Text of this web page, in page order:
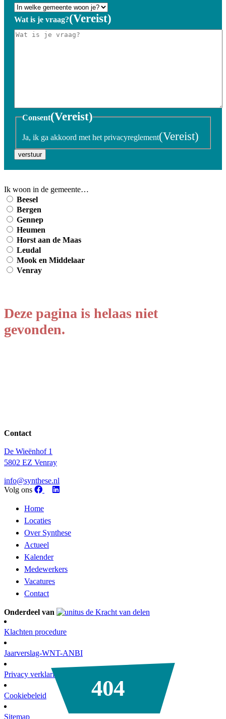
Wat is je vraag?(Vereist)
Consent(Vereist)
Ja, ik ga akkoord met het privacyreglement(Vereist)
verstuur
Ik woon in de gemeente…
Beesel
Bergen
Gennep
Heumen
Horst aan de Maas
Leudal
Mook en Middelaar
Venray
404
Deze pagina is helaas niet
gevonden.
Contact
De Wieënhof 1
5802 EZ Venray
info@synthese.nl
Volg ons
Home
Locaties
Over Synthese
Actueel
Kalender
Medewerkers
Vacatures
Contact
Onderdeel van
Klachten procedure
Jaarverslag-WNT-ANBI
Privacy verklaring
Cookiebeleid
Sitemap